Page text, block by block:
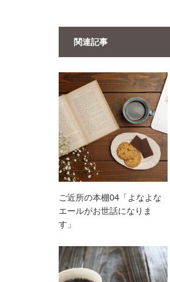
関連記事
ご近所の本棚04「よなよな
エールがお世話になりま
す」